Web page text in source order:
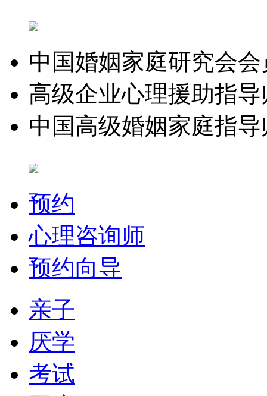
中国婚姻家庭研究会会
高级企业心理援助指导
中国高级婚姻家庭指导
预约
心理咨询师
预约向导
亲子
厌学
考试